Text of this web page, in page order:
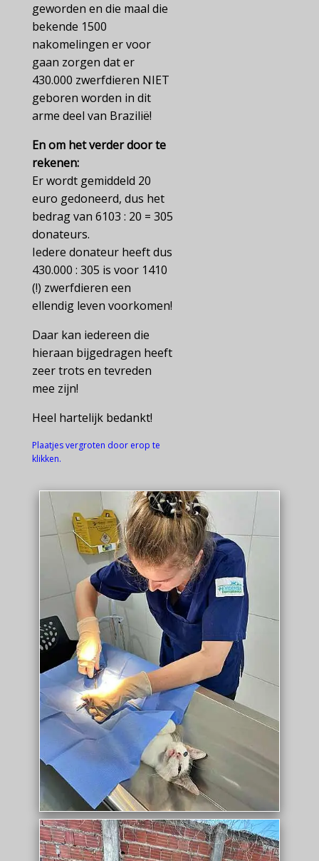
geworden en die maal die
bekende 1500
nakomelingen er voor
gaan zorgen dat er
430.000 zwerfdieren NIET
geboren worden in dit
arme deel van Brazilië!
En om het verder door te
rekenen:
Er wordt gemiddeld 20
euro gedoneerd, dus het
bedrag van 6103 : 20 = 305
donateurs.
Iedere donateur heeft dus
430.000 : 305 is voor 1410
(!) zwerfdieren een
ellendig leven voorkomen!
Daar kan iedereen die
hieraan bijgedragen heeft
zeer trots en tevreden
mee zijn!
Heel hartelijk bedankt!
Plaatjes vergroten door erop te
klikken.